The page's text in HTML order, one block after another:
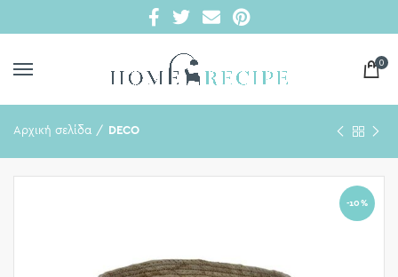
0
Αρχική σελίδα DECO
-10%